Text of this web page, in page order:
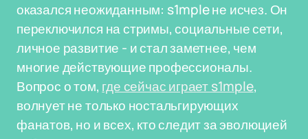
оказался неожиданным: s1mple не исчез. Он
переключился на стримы, социальные сети,
личное развитие - и стал заметнее, чем
многие действующие профессионалы.
Вопрос о том, где сейчас играет s1mple,
волнует не только ностальгирующих
фанатов, но и всех, кто следит за эволюцией